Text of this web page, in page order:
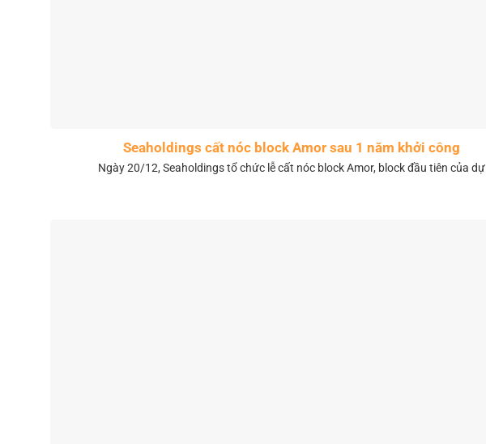
Seaholdings cất nóc block Amor sau 1 năm khởi công
Ngày 20/12, Seaholdings tổ chức lễ cất nóc block Amor, block đầu tiên của dự